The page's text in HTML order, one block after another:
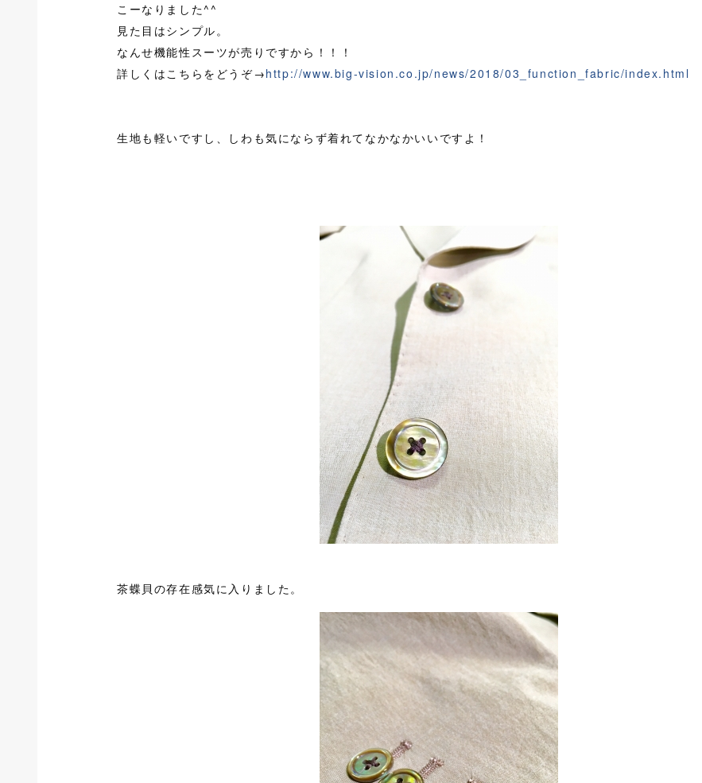
こーなりました^^
見た目はシンプル。
なんせ機能性スーツが売りですから！！！
詳しくはこちらをどうぞ→http://www.big-vision.co.jp/news/2018/03_function_fabric/index.html
生地も軽いですし、しわも気にならず着れてなかなかいいですよ！
茶蝶貝の存在感気に入りました。